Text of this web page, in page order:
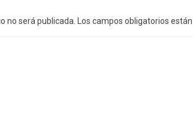
no será publicada. Los campos obligatorios